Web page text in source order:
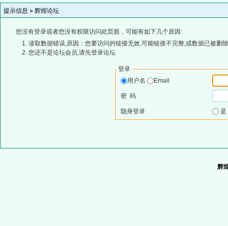
提示信息 » 辉煌论坛
您没有登录或者您没有权限访问此页面，可能有如下几个原因:
读取数据错误,原因：您要访问的链接无效,可能链接不完整,或数据已被删
您还不是论坛会员,请先登录论坛
登录
用户名
Email
密 码
隐身登录
辉